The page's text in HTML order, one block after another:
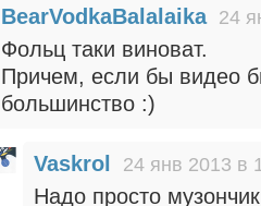
BearVodkaBalalaika 24
Фольц таки виноват.
Причем, если бы видео
большинство :)
Vaskrol 24 янв 2013 в
Надо просто